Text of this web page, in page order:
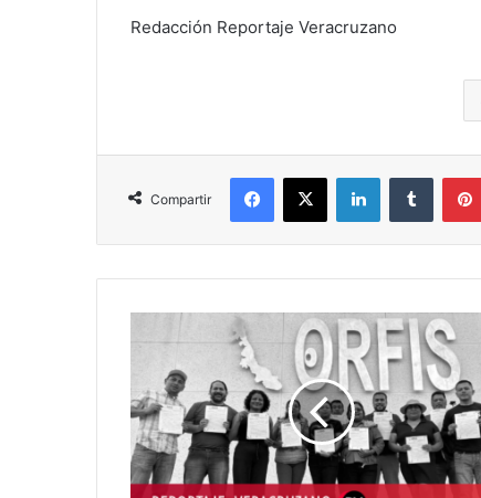
Redacción Reportaje Veracruzano
Compartir
Facebook
X LinkedInTumblr
lleva
guerra
interna
de
la
SEV